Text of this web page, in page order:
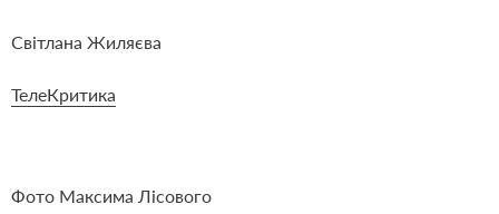
Світлана Жиляєва
ТелеКритика
Фото Максима Лісового